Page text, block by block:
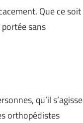
Que ce soit
sans
qu’il s’agisse
orthopédistes